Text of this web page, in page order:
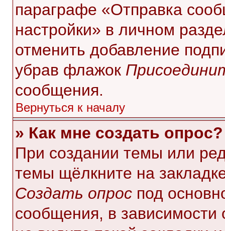
параграфе «Отправка
настройки» в личном
отменить добавление
убрав флажок
сообщения.
Вернуться к началу
» Как мне создать опрос?
При создании темы или
темы щёлкните на
Создать опрос под
сообщения, в зависимости